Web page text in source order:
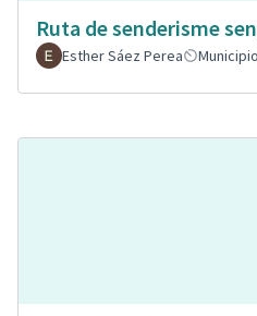
Ruta de senderisme
Esther Sáez Perea
Municipio